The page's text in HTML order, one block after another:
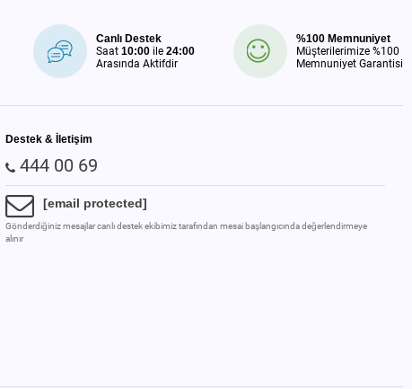
Canlı Destek
Saat10:00 ile24:00
Arasında Aktifdir
%100 Memnuniyet
Müşterilerimize %100
Memnuniyet Garantisi
Destek & İletişim
444 00 69
[email protected]
Gönderdiğiniz mesajlar canlı destek ekibimiz tarafından mesai başlangıcında değerlendirmeye
alınır